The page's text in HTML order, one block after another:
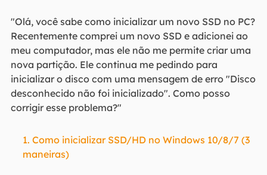
"Olá, você sabe como inicializar um novo SSD no PC?
Recentemente comprei um novo SSD e adicionei ao
meu computador, mas ele não me permite criar uma
nova partição. Ele continua me pedindo para
inicializar o disco com uma mensagem de erro "Disco
desconhecido não foi inicializado". Como posso
corrigir esse problema?"
1. Como inicializar SSD/HD no Windows 10/8/7 (3
maneiras)